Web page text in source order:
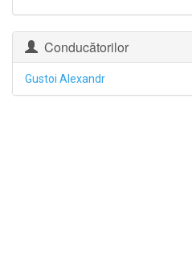
Conducătorilor
Gustoi Alexandr